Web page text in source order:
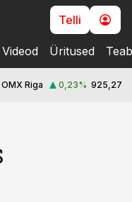
Telli
Videod Üritused
OMX Riga 0,23% 925,27